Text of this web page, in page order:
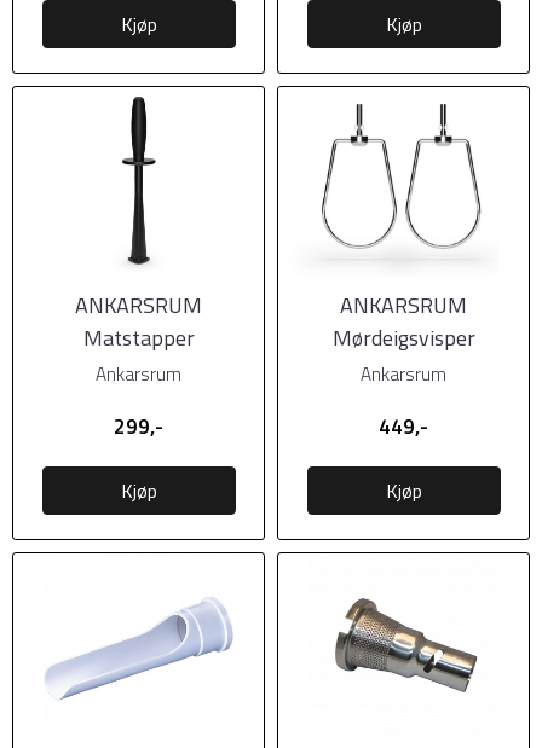
Kjøp Kjøp
ANKARSRUM
Matstapper
Ankarsrum
299,-
Kjøp
ANKARSRUM
Mørdeigsvisper
Premium
Ankarsrum
449,-
Kjøp